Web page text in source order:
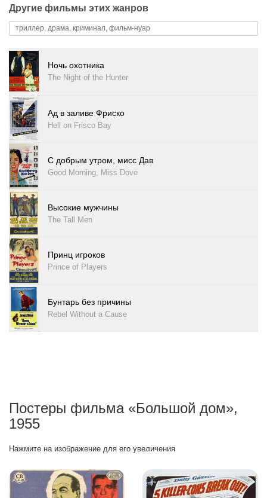
Другие фильмы этих жанров
триллер, драма, криминал, фильм-нуар
Ночь охотника
The Night of the Hunter
Ад в заливе Фриско
Hell on Frisco Bay
С добрым утром, мисс Дав
Good Morning, Miss Dove
Высокие мужчины
The Tall Men
Принц игроков
Prince of Players
Бунтарь без причины
Rebel Without a Cause
Постеры фильма «Большой дом»,
1955
Нажмите на изображение для его увеличения